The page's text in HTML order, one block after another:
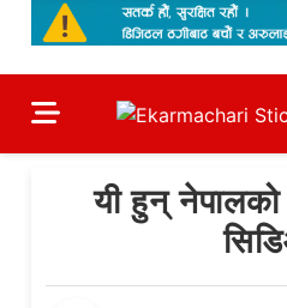
यी हुन् नेपालको